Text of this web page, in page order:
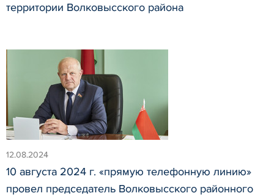
территории Волковысского района
12.08.2024
10 августа 2024 г. «прямую телефонную линию»
провел председатель Волковысского районного